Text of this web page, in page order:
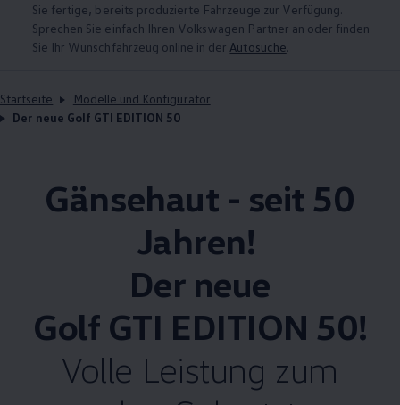
Sie fertige, bereits produzierte Fahrzeuge zur Verfügung.
Sprechen Sie einfach Ihren Volkswagen Partner an oder finden
Sie Ihr Wunschfahrzeug online in der Autosuche
Startseite
Modelle und Konfigurator
Der neue Golf GTI EDITION 50
Gänsehaut - seit 50
Jahren!
Der neue
Golf GTI EDITION 50!
Volle Leistung zum